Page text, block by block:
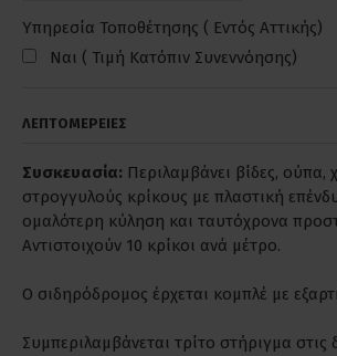
Υπηρεσία Τοποθέτησης ( Εντός Αττικής)
Ναι ( Τιμή Κατόπιν Συνεννόησης)
ΛΕΠΤΟΜΕΡΕΙΕΣ
Συσκευασία: Περιλαμβάνει βίδες, ούπα,
στρογγυλούς κρίκους με πλαστική
ομαλότερη κύληση και ταυτόχρονα
Αντιστοιχούν 10 κρίκοι ανά μέτρο.
Ο σιδηρόδρομος έρχεται κομπλέ με
Συμπεριλαμβάνεται τρίτο στήριγμα στις